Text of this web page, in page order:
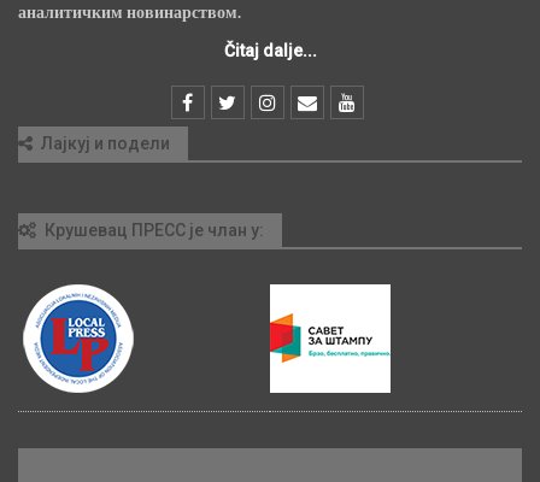
аналитичким новинарством.
Čitaj dalje...
Лајкуј и подели
Крушевац ПРЕСС је члан у: